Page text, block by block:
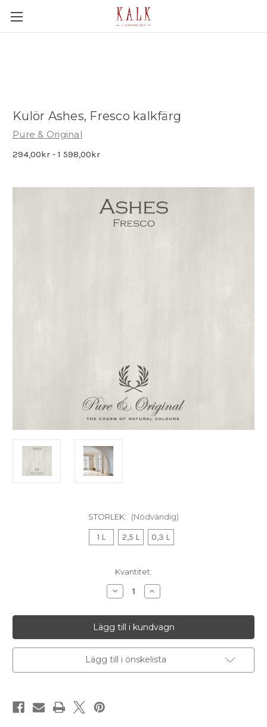
Kulör Ashes, Fresco kalkfärg
Pure & Original
294,00kr - 1 598,00kr
STORLEK: (Nödvändig)
1 L 2,5 L 0,3 L
Kvantitet:
Minska
antalet
Ashes,
Fresco
kalkfärg
Öka
antalet
Ashes,
Fresco
kalkfärg
Lägg till i önskelista